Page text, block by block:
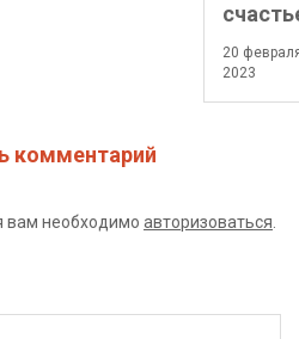
20
2023
комментарий
вам необходимо авторизоваться